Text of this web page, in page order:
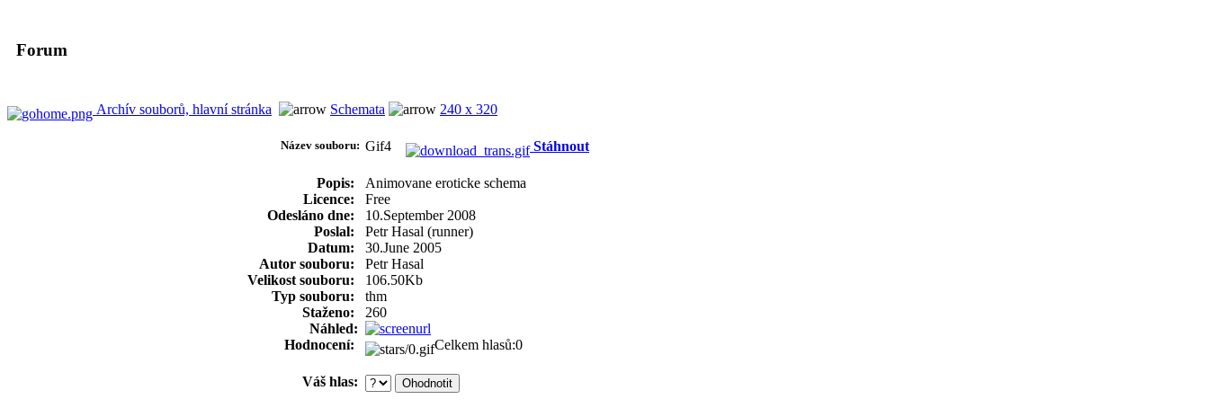
Forum
Archív souborů, hlavní stránka Schemata 240 x 320
Název souboru: Gif4 Stáhnout
Popis:
Animovane eroticke schema
Licence:
Free
Odesláno dne:
10.September 2008
Poslal:
Petr Hasal (runner)
Datum:
30.June 2005
Autor souboru:
Petr Hasal
Velikost souboru:
106.50Kb
Typ souboru:
thm
Staženo:
260
Náhled:
Hodnocení:
Celkem hlasů:0
Váš hlas: